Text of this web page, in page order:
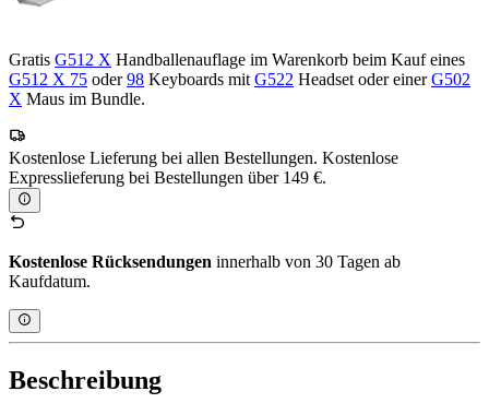
Gratis G512 X Handballenauflage im Warenkorb beim Kauf eines
G512 X 75 oder98 Keyboards mitG522 Headset oder einerG502
X Maus im Bundle.
Kostenlose Lieferung bei allen Bestellungen. Kostenlose
Expresslieferung bei Bestellungen über 149 €.
Kostenlose Rücksendungen innerhalb von 30 Tagen ab
Kaufdatum.
Beschreibung